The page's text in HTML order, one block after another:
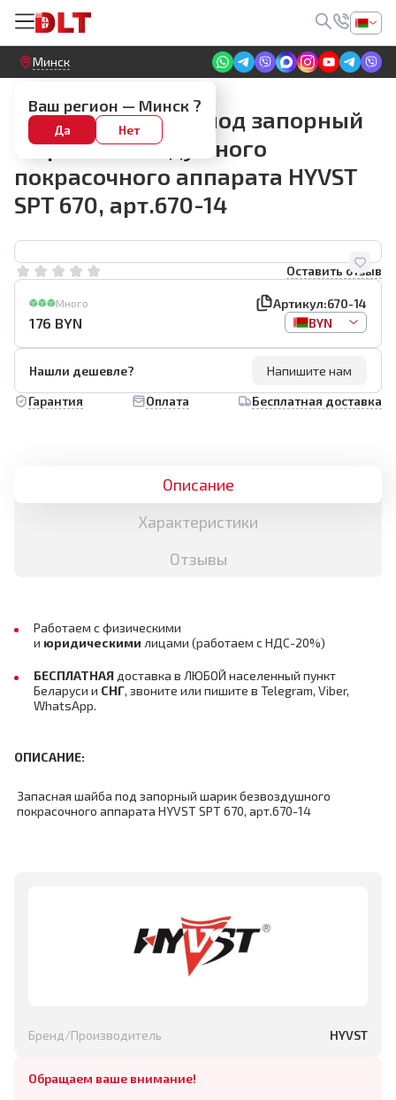
Круглосуточный! Прием заявок на сайте
Минск
Ваш регион — Минск ?
Да Нет
Запчасти
Запасная шайба под запорный
шарик безвоздушного
покрасочного аппарата HYVST
SPT 670, арт.670-14
Оставить отзыв
Много Артикул:670-14
176 BYN BYN
Нашли дешевле?
Напишите нам
Гарантия
Оплата Бесплатная доставка
Описание
Характеристики
Отзывы
Работаем с физическими
и юридическими лицами (работаем с НДС-20%)
БЕСПЛАТНАЯ доставка в ЛЮБОЙ населенный пункт
Беларуси и СНГ, звоните или пишите в Telegram, Viber,
WhatsApp.
ОПИСАНИЕ:
Запасная шайба под запорный шарик безвоздушного
покрасочного аппарата HYVST SPT 670, арт.670-14
Бренд/Производитель HYVST
Обращаем ваше внимание!